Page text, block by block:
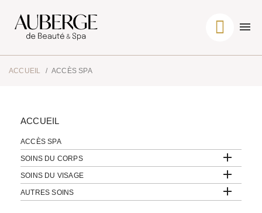
ACCUEIL ACCÈS SPA
ACCUEIL
ACCÈS SPA
SOINS DU CORPS 
SOINS DU VISAGE 
AUTRES SOINS 